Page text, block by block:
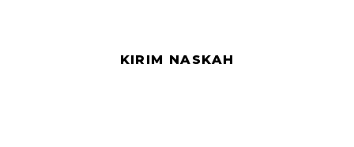
KIRIM NASKAH